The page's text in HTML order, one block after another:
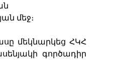
մեջ։
մեկնարկեց ՀԿՀ
գործադիր